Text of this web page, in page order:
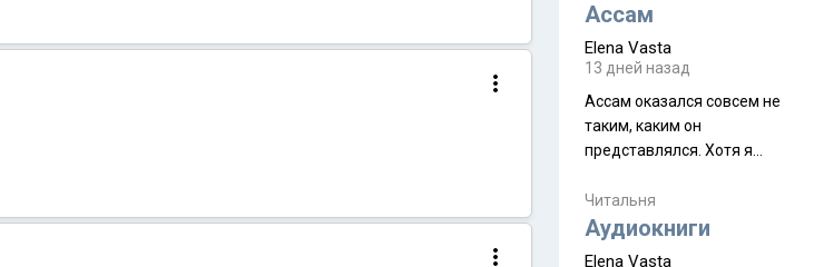
Ассам
Elena Vasta
13 дней назад
Ассам оказался совсем не
таким, каким он
представлялся. Хотя я
краешек, но все же схватила
ауру штата, как-то он меня
Читальня
Аудиокниги
Elena Vasta